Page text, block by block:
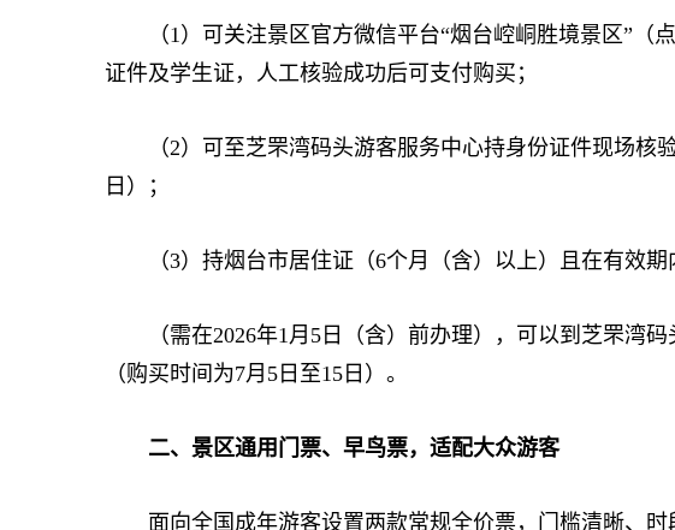
（1）可关注景区官方微信平台“烟台崆峒胜境景区”（
证件及学生证，人工核验成功后可支付购买；
（2）可至芝罘湾码头游客服务中心持身份证件现场核
日）；
（3）持烟台市居住证（6个月（含）以上）且在有效期
（需在2026年1月5日（含）前办理），可以到芝罘湾码
（购买时间为7月5日至15日）。
二、景区通用门票、早鸟票，适配大众游客
面向全国成年游客设置两款常规全价票，门槛清晰、时